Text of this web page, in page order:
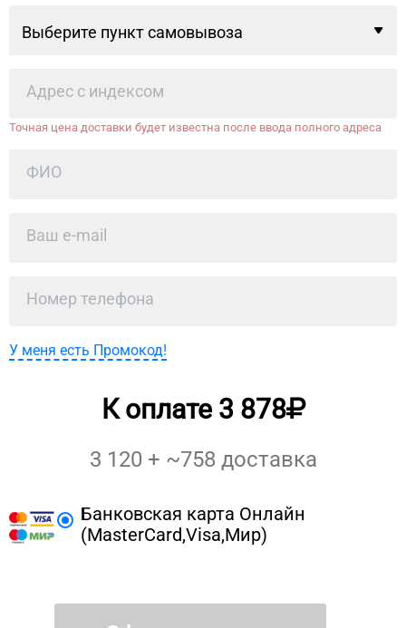
Выберите пункт самовывоза
Точная цена доставки будет известна после ввода полного адреса
У меня есть Промокод!
К оплате 3 878
3 120 + ~758 доставка
Банковская карта Онлайн
(MasterCard,Visa,Мир)